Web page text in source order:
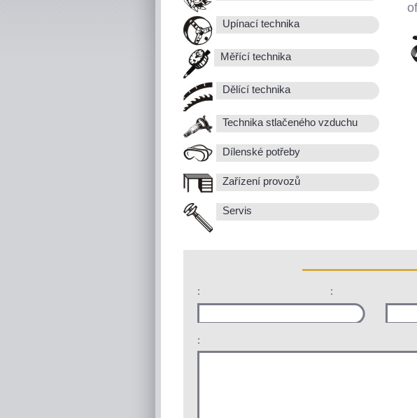
Upínací technika
Měřící technika
Dělící technika
Technika stlačeného vzduchu
Dílenské potřeby
Zařízení provozů
Servis
: :
: